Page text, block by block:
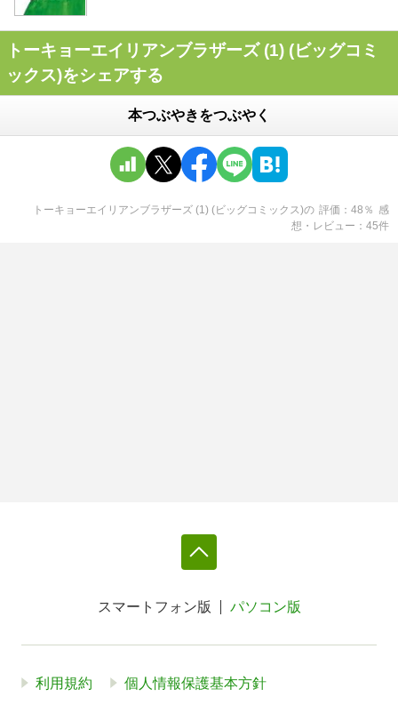
トーキョーエイリアンブラザーズ (1) (ビッグコミ
ックス)をシェアする
本つぶやきをつぶやく
トーキョーエイリアンブラザーズ (1) (ビッグコミックス)の 評価 48 ％ 感
想・レビュー
45件
スマートフォン版 パソコン版
利用規約 個人情報保護基本方針